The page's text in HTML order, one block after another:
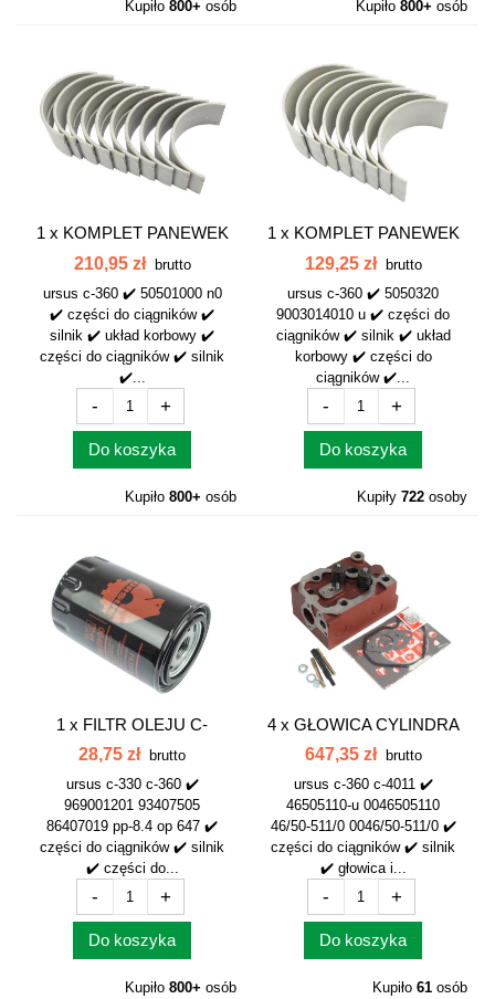
Kupiło 800+ osób Kupiło 800+ osób
1 x KOMPLET PANEWEK
GŁÓWNYCH N.000...
210,95 zł
brutto
ursus c-360 ✔️ 50501000 n0
✔️ części do ciągników ✔️
silnik ✔️ układ korbowy ✔️
części do ciągników ✔️ silnik
✔️...
- +
Do koszyka
Kupiło 800+ osób
1 x KOMPLET PANEWEK
KORBOWYCH N000...
129,25 zł
brutto
ursus c-360 ✔️ 5050320
9003014010 u ✔️ części do
ciągników ✔️ silnik ✔️ układ
korbowy ✔️ części do
ciągników ✔️...
- +
Do koszyka
Kupiły 722 osoby
1 x FILTR OLEJU C-
330/C-360 URSUS...
28,75 zł
brutto
ursus c-330 c-360 ✔️
969001201 93407505
86407019 pp-8.4 op 647 ✔️
części do ciągników ✔️ silnik
✔️ części do...
- +
Do koszyka
Kupiło 800+ osób
4 x GŁOWICA CYLINDRA
KOMPLETNA C-360...
647,35 zł
brutto
ursus c-360 c-4011 ✔️
46505110-u 0046505110
46/50-511/0 0046/50-511/0 ✔️
części do ciągników ✔️ silnik
✔️ głowica i...
- +
Do koszyka
Kupiło 61 osób